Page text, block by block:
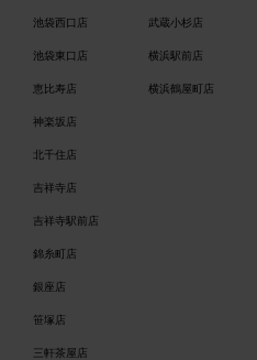
池袋西口店
池袋東口店
恵比寿店
神楽坂店
北千住店
吉祥寺店
吉祥寺駅前店
錦糸町店
銀座店
笹塚店
三軒茶屋店
武蔵小杉店
横浜駅前店
横浜鶴屋町店